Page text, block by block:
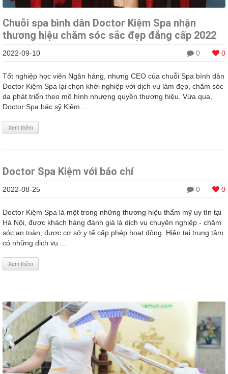
Chuỗi spa bình dân Doctor Kiệm Spa nhận
thương hiệu chăm sóc sắc đẹp đẳng cấp 2022
0 0
2022-09-10
Tốt nghiệp học viên Ngân hàng, nhưng CEO của chuỗi Spa bình dân
Doctor Kiệm Spa lại chọn khởi nghiệp với dịch vụ làm đẹp, chăm sóc
da phát triển theo mô hình nhượng quyền thương hiệu. Vừa qua,
Doctor Spa bác sỹ Kiệm ...
Xem thêm
Doctor Spa Kiệm với báo chí
0 0
2022-08-25
Doctor Kiệm Spa là một trong những thương hiệu thẩm mỹ uy tín tại
Hà Nội, được khách hàng đánh giá là dịch vụ chuyên nghiệp - chăm
sóc an toàn, được cơ sở y tế cấp phép hoạt động. Hiện tại trung tâm
có những dịch vụ ...
Xem thêm